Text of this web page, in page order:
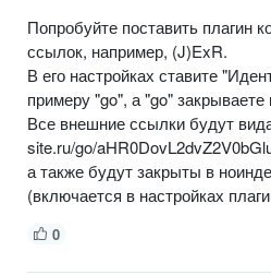
Попробуйте поставить плагин
ссылок, например, (J)ExR.
В его настройках ставите
примеру "go", а "go" закрываете
Все внешние ссылки будут
site.ru/go/
а также будут закрыты в
(включается в настройках
0